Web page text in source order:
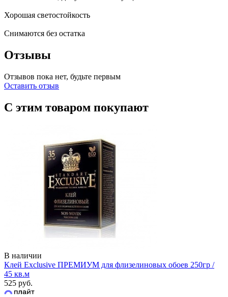
Хорошая светостойкость
Снимаются без остатка
Отзывы
Отзывов пока нет, будьте первым
Оставить отзыв
С этим товаром покупают
В наличии
Клей Exclusive ПРЕМИУМ для флизелиновых обоев 250гр /
45 кв.м
525 руб.